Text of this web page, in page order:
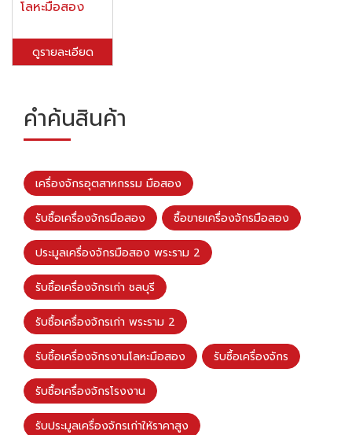
โลหะมือสอง
ดูรายละเอียด
คำค้นสินค้า
เครื่องจักรอุตสาหกรรม มือสอง
รับซื้อเครื่องจักรมือสอง ซื้อขายเครื่องจักรมือสอง
ประมูลเครื่องจักรมือสอง พระราม 2
รับซื้อเครื่องจักรเก่า ชลบุรี
รับซื้อเครื่องจักรเก่า พระราม 2
รับซื้อเครื่องจักรงานโลหะมือสอง รับซื้อเครื่องจักร
รับซื้อเครื่องจักรโรงงาน
รับประมูลเครื่องจักรเก่าให้ราคาสูง